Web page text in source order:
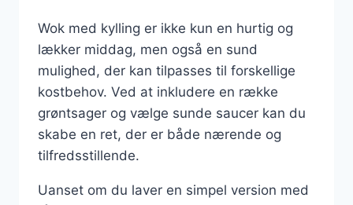
Wok med kylling er ikke kun en hurtig og
lækker middag, men også en sund
mulighed, der kan tilpasses til forskellige
kostbehov. Ved at inkludere en række
grøntsager og vælge sunde saucer kan du
skabe en ret, der er både nærende og
tilfredsstillende.
Uanset om du laver en simpel version med